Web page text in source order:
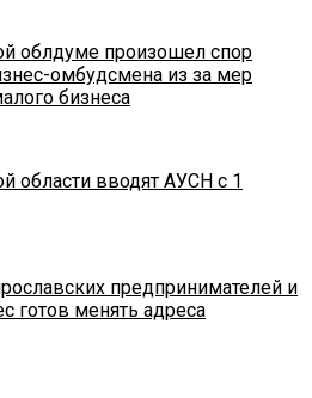
облдуме произошел спор
омбудсмена из за мер
бизнеса
области вводят АУСН с 1
предпринимателей и
готов менять адреса